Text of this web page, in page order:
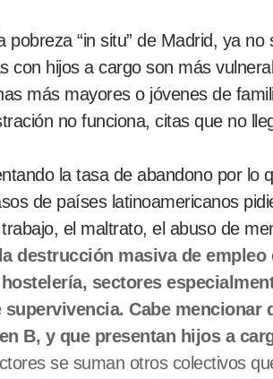
pobreza “in situ” de Madrid, ya
con hijos a cargo son más
más mayores o jóvenes de
no funciona, citas que no
la tasa de abandono por lo
de países latinoamericanos
el maltrato, el abuso de
destrucción masiva de
hostelería, sectores
supervivencia. Cabe
B, y que presentan hijos a
se suman otros colectivos